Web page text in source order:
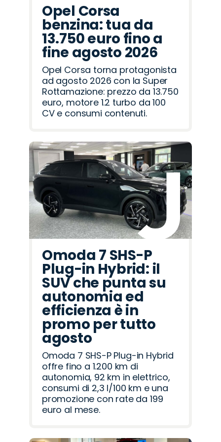
Opel Corsa
benzina: tua da
13.750 euro fino a
fine agosto 2026
Opel Corsa torna protagonista
ad agosto 2026 con la Super
Rottamazione: prezzo da 13.750
euro, motore 1.2 turbo da 100
CV e consumi contenuti.
Omoda 7 SHS-P
Plug-in Hybrid: il
SUV che punta su
autonomia ed
efficienza è in
promo per tutto
agosto
Omoda 7 SHS-P Plug-in Hybrid
offre fino a 1.200 km di
autonomia, 92 km in elettrico,
consumi di 2,3 l/100 km e una
promozione con rate da 199
euro al mese.